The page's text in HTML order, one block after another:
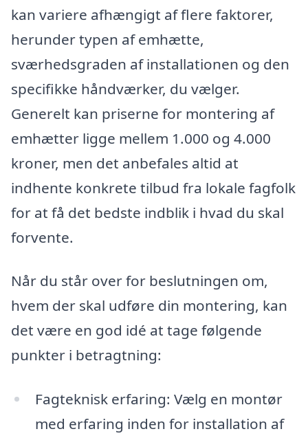
kan variere afhængigt af flere faktorer,
herunder typen af emhætte,
sværhedsgraden af installationen og den
specifikke håndværker, du vælger.
Generelt kan priserne for montering af
emhætter ligge mellem 1.000 og 4.000
kroner, men det anbefales altid at
indhente konkrete tilbud fra lokale fagfolk
for at få det bedste indblik i hvad du skal
forvente.
Når du står over for beslutningen om,
hvem der skal udføre din montering, kan
det være en god idé at tage følgende
punkter i betragtning:
Fagteknisk erfaring: Vælg en montør
med erfaring inden for installation af